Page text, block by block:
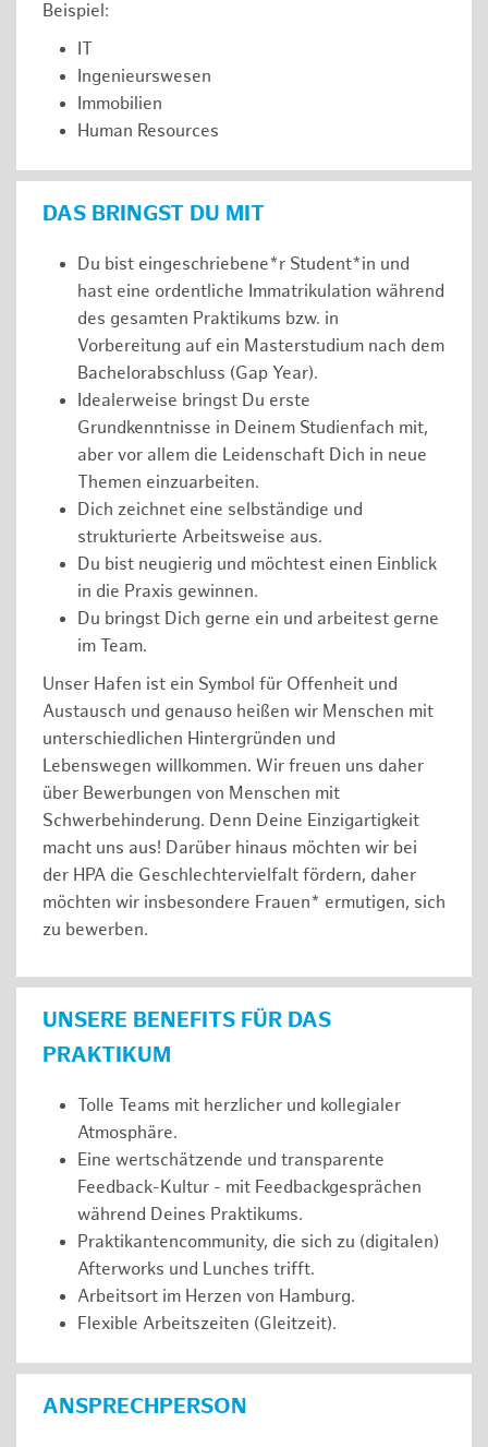
Beispiel:
IT
Ingenieurswesen
Immobilien
Human Resources
DAS BRINGST DU MIT
Du bist eingeschriebene*r Student*in und
hast eine ordentliche Immatrikulation während
des gesamten Praktikums bzw. in
Vorbereitung auf ein Masterstudium nach dem
Bachelorabschluss (Gap Year).
Idealerweise bringst Du erste
Grundkenntnisse in Deinem Studienfach mit,
aber vor allem die Leidenschaft Dich in neue
Themen einzuarbeiten.
Dich zeichnet eine selbständige und
strukturierte Arbeitsweise aus.
Du bist neugierig und möchtest einen Einblick
in die Praxis gewinnen.
Du bringst Dich gerne ein und arbeitest gerne
im Team.
Unser Hafen ist ein Symbol für Offenheit und
Austausch und genauso heißen wir Menschen mit
unterschiedlichen Hintergründen und
Lebenswegen willkommen. Wir freuen uns daher
über Bewerbungen von Menschen mit
Schwerbehinderung. Denn Deine Einzigartigkeit
macht uns aus! Darüber hinaus möchten wir bei
der HPA die Geschlechtervielfalt fördern, daher
möchten wir insbesondere Frauen* ermutigen, sich
zu bewerben.
UNSERE BENEFITS FÜR DAS
PRAKTIKUM
Tolle Teams mit herzlicher und kollegialer
Atmosphäre.
Eine wertschätzende und transparente
Feedback-Kultur - mit Feedbackgesprächen
während Deines Praktikums.
Praktikantencommunity, die sich zu (digitalen)
Afterworks und Lunches trifft.
Arbeitsort im Herzen von Hamburg.
Flexible Arbeitszeiten (Gleitzeit).
ANSPRECHPERSON